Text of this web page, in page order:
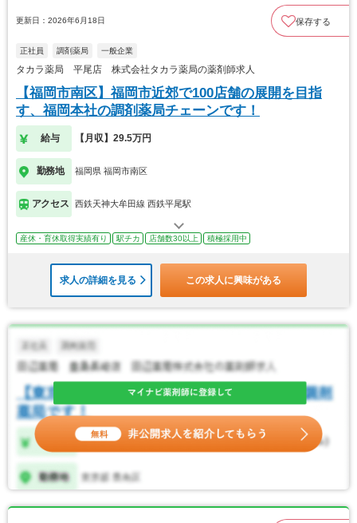
更新日：2026年6月18日 保存する
正社員 調剤薬局 一般企業
タカラ薬局 平尾店 株式会社タカラ薬局の薬剤師求人
【福岡市南区】福岡市近郊で100店舗の展開を目指
す、福岡本社の調剤薬局チェーンです！
給与 【月収】29.5万円
勤務地 福岡県 福岡市南区
アクセス 西鉄天神大牟田線 西鉄平尾駅
産休・育休取得実績有り 駅チカ 店舗数30以上 積極採用中
求人の詳細を見る この求人に興味がある